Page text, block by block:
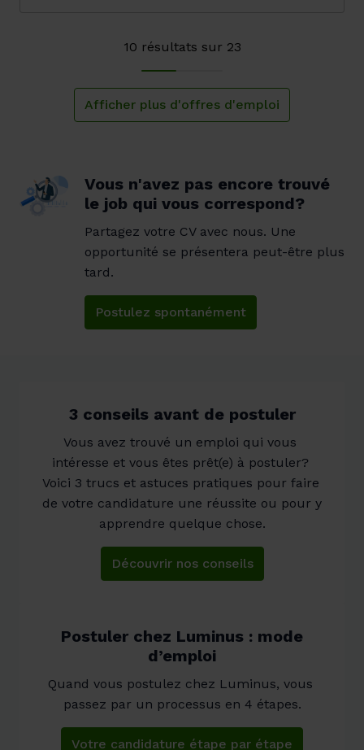
10 résultats sur 23
Afficher plus d'offres d'emploi
Vous n'avez pas encore trouvé
le job qui vous correspond?
Partagez votre CV avec nous. Une
opportunité se présentera peut-être plus
tard.
Postulez spontanément
3 conseils avant de postuler
Vous avez trouvé un emploi qui vous
intéresse et vous êtes prêt(e) à postuler?
Voici 3 trucs et astuces pratiques pour faire
de votre candidature une réussite ou pour y
apprendre quelque chose.
Découvrir nos conseils
Postuler chez Luminus : mode
d’emploi
Quand vous postulez chez Luminus, vous
passez par un processus en 4 étapes.
Votre candidature étape par étape